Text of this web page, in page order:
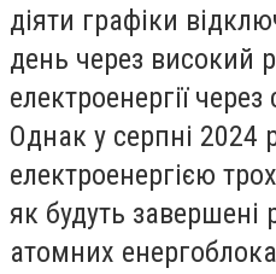
діяти графіки
день через високий
електроенергії
Однак у серпні 2024
електроенергією
як будуть завершені
атомних